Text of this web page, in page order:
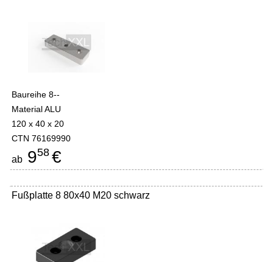
Baureihe 8--
Material ALU
120 x 40 x 20
CTN 76169990
ab 958 €
Fußplatte 8 80x40 M20 schwarz